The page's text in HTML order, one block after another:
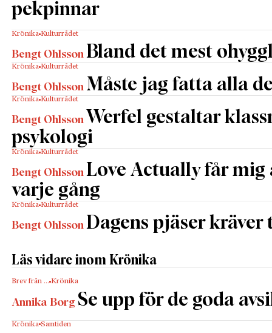
pekpinnar
Krönika Kulturrådet
Bengt Ohlsson Bland det mest
Krönika Kulturrådet
Bengt Ohlsson Måste jag fatta alla
Krönika Kulturrådet
Bengt Ohlsson Werfel gestaltar
psykologi
Krönika Kulturrådet
Bengt Ohlsson Love Actually får
varje gång
Krönika Kulturrådet
Bengt Ohlsson Dagens pjäser kräver
Läs vidare inom Krönika
Brev från … Krönika
Annika Borg Se upp för de goda
Krönika Samtiden